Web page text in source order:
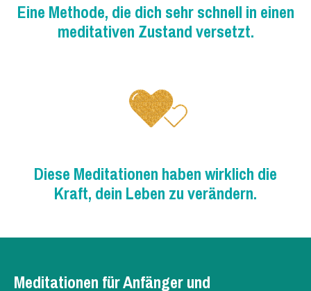
Eine Methode, die dich sehr schnell in einen
meditativen Zustand versetzt.
Diese Meditationen haben wirklich die
Kraft, dein Leben zu verändern.
Meditationen für Anfänger und